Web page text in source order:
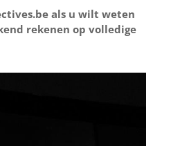
als u wilt weten
rekenen op volledige